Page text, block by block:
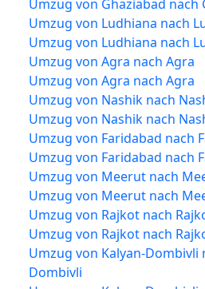
Umzug von Ghaziabad nach
Umzug von Ludhiana nach
Umzug von Ludhiana nach
Umzug von Agra nach Agra
Umzug von Agra nach Agra
Umzug von Nashik nach
Umzug von Nashik nach
Umzug von Faridabad nach
Umzug von Faridabad nach
Umzug von Meerut nach
Umzug von Meerut nach
Umzug von Rajkot nach
Umzug von Rajkot nach
Umzug von Kalyan-Dombivli
Dombivli